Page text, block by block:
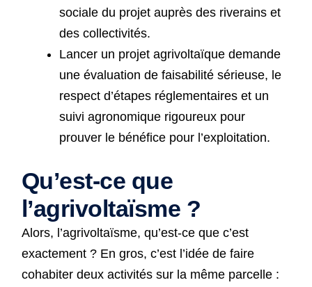
sociale du projet auprès des riverains et
des collectivités.
Lancer un projet agrivoltaïque demande
une évaluation de faisabilité sérieuse, le
respect d’étapes réglementaires et un
suivi agronomique rigoureux pour
prouver le bénéfice pour l’exploitation.
Qu’est-ce que
l’agrivoltaïsme ?
Alors, l’agrivoltaïsme, qu’est-ce que c’est
exactement ? En gros, c’est l’idée de faire
cohabiter deux activités sur la même parcelle :